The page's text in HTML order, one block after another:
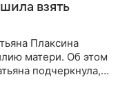
взять
Плаксина
матери. Об этом
подчеркнула,